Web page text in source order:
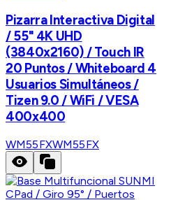
Pizarra Interactiva Digital
/ 55" 4K UHD
(3840x2160) / Touch IR
20 Puntos / Whiteboard 4
Usuarios Simultáneos /
Tizen 9.0 / WiFi / VESA
400x400
WM55FXWM55FX